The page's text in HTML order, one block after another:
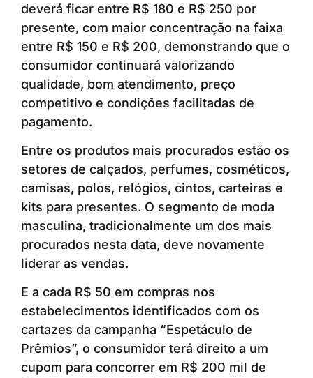
deverá ficar entre R$ 180 e R$ 250 por
presente, com maior concentração na faixa
entre R$ 150 e R$ 200, demonstrando que o
consumidor continuará valorizando
qualidade, bom atendimento, preço
competitivo e condições facilitadas de
pagamento.
Entre os produtos mais procurados estão os
setores de calçados, perfumes, cosméticos,
camisas, polos, relógios, cintos, carteiras e
kits para presentes. O segmento de moda
masculina, tradicionalmente um dos mais
procurados nesta data, deve novamente
liderar as vendas.
E a cada R$ 50 em compras nos
estabelecimentos identificados com os
cartazes da campanha “Espetáculo de
Prêmios”, o consumidor terá direito a um
cupom para concorrer em R$ 200 mil de